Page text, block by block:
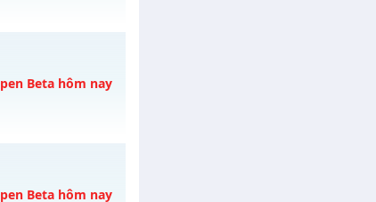
06/08/2626
Beta hôm nay
2626
Beta hôm nay